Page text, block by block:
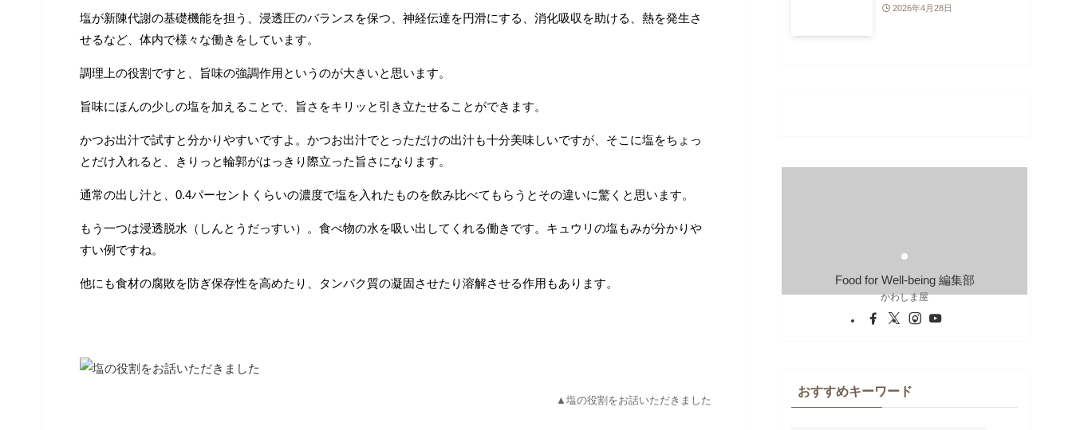
塩が新陳代謝の基礎機能を担う、浸透圧のバランスを保つ、神経伝達を円滑にする、消化吸収を助ける、熱を発生さ
せるなど、体内で様々な働きをしています。
調理上の役割ですと、旨味の強調作用というのが大きいと思います。
旨味にほんの少しの塩を加えることで、旨さをキリッと引き立たせることができます。
かつお出汁で試すと分かりやすいですよ。かつお出汁でとっただけの出汁も十分美味しいですが、そこに塩をちょっ
とだけ入れると、きりっと輪郭がはっきり際立った旨さになります。
通常の出し汁と、0.4パーセントくらいの濃度で塩を入れたものを飲み比べてもらうとその違いに驚くと思います。
もう一つは浸透脱水（しんとうだっすい）。食べ物の水を吸い出してくれる働きです。キュウリの塩もみが分かりや
すい例ですね。
他にも食材の腐敗を防ぎ保存性を高めたり、タンパク質の凝固させたり溶解させる作用もあります。
▲塩の役割をお話いただきました
2026年4月28日
Food for Well-being 編集部
かわしま屋
おすすめキーワード